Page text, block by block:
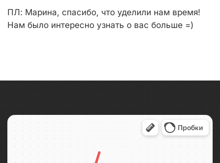
ПЛ: Марина, спасибо, что уделили нам время!
Нам было интересно узнать о вас больше =)